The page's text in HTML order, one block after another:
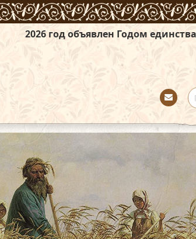
Годом единства народов России
tact